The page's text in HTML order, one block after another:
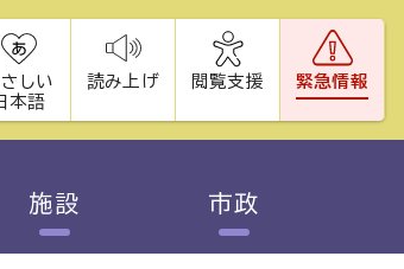
しい
本語
読み上げ 閲覧支援 緊急情報
施設 市政